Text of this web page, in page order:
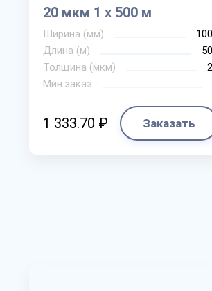
20 мкм 1 х 500 м
Ширина (мм)
Длина (м)
Толщина (мкм)
Мин.заказ
1 333.70 ₽ Заказать